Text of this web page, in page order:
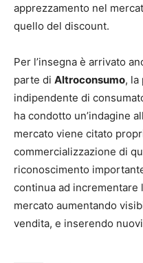
apprezzamento nel
quello del discount.
Per l’insegna è arrivato
parte di Altroconsumo, la
indipendente di
ha condotto un’indagine
mercato viene citato
commercializzazione di
riconoscimento
continua ad incrementare
mercato aumentando
vendita, e inserendo